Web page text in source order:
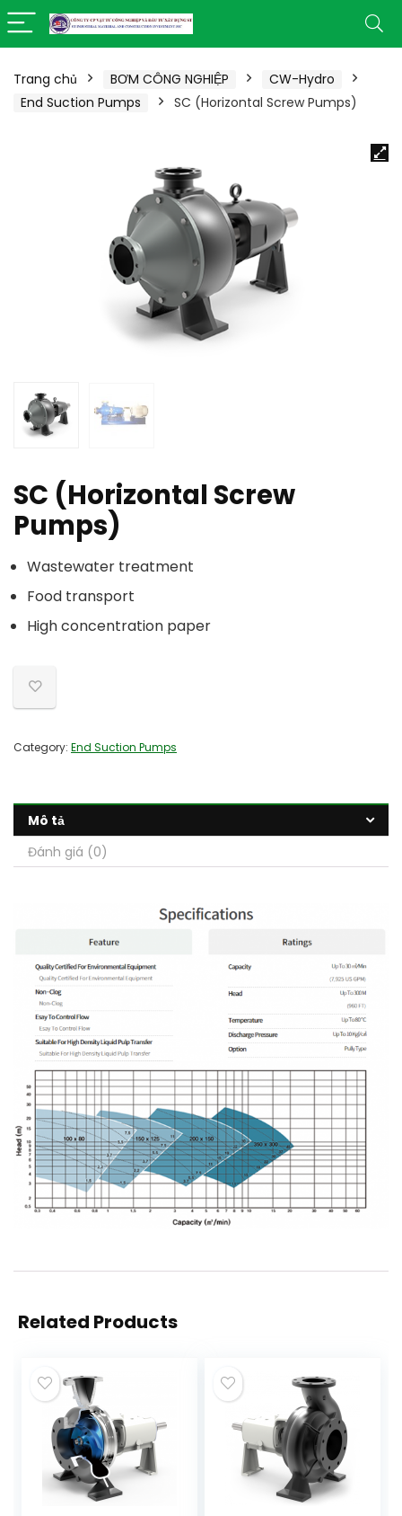
Trang chủ BƠM CÔNG NGHIỆP
CW-Hydro
End Suction Pumps
SC (Horizontal Screw Pumps)
SC (Horizontal Screw
Pumps)
Wastewater treatment
Food transport
High concentration paper
Category: End Suction Pumps
Mô tả
Đánh giá (0)
Related Products